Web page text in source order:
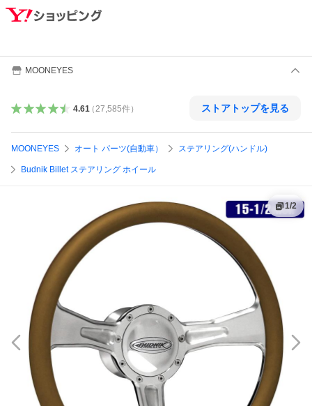
MOONEYES
4.61（ 27,585件） ストアトップを見る
MOONEYES オート パーツ(自動車） ステアリング(ハンドル)
Budnik Billet ステアリング ホイール
1/2